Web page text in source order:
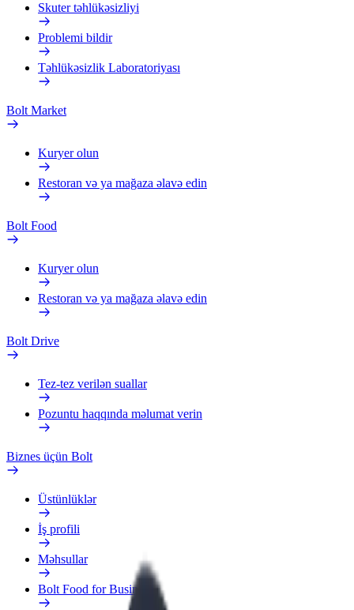
Skuter təhlükəsizliyi
Problemi bildir
Təhlükəsizlik Laboratoriyası
Bolt Market
Kuryer olun
Restoran və ya mağaza əlavə edin
Bolt Food
Kuryer olun
Restoran və ya mağaza əlavə edin
Bolt Drive
Tez-tez verilən suallar
Pozuntu haqqında məlumat verin
Biznes üçün Bolt
Üstünlüklər
İş profili
Məhsullar
Bolt Food for Business